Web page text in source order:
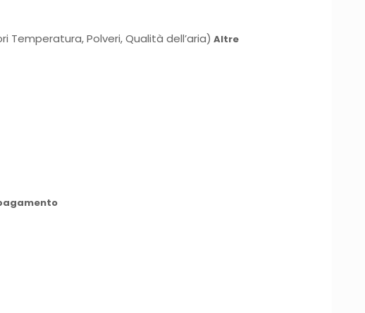
Polveri, Qualità dell’aria) Altre